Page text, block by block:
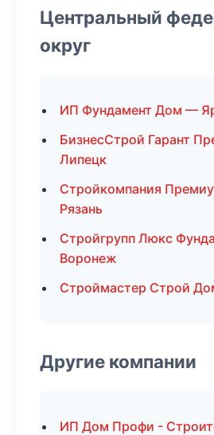
Центральный
округ
ИП Фундамент Дом —
БизнесСтрой Гарант
Липецк
Стройкомпания
Рязань
Стройгрупп Люкс
Воронеж
Строймастер Строй
Другие компании
ИП Дом Профи -